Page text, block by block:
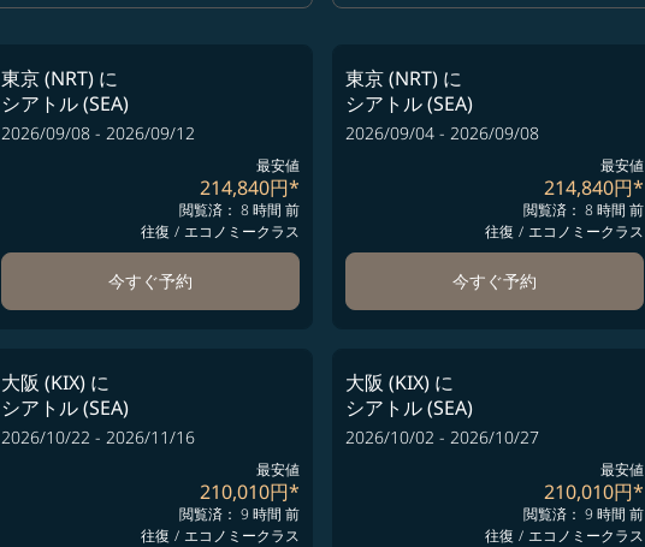
東京 (NRT) に
シアトル (SEA)
2026/09/08 - 2026/09/12
最安値
214,840円*
閲覧済： 8 時間 前
往復 / エコノミークラス
今すぐ予約
東京 (NRT) に
シアトル (SEA)
2026/09/04 - 2026/09/08
最安値
214,840円*
閲覧済： 8 時間 前
往復 / エコノミークラス
今すぐ予約
大阪 (KIX) に
シアトル (SEA)
2026/10/22 - 2026/11/16
最安値
210,010円*
閲覧済： 9 時間 前
往復 / エコノミークラス
大阪 (KIX) に
シアトル (SEA)
2026/10/02 - 2026/10/27
最安値
210,010円*
閲覧済： 9 時間 前
往復 / エコノミークラス